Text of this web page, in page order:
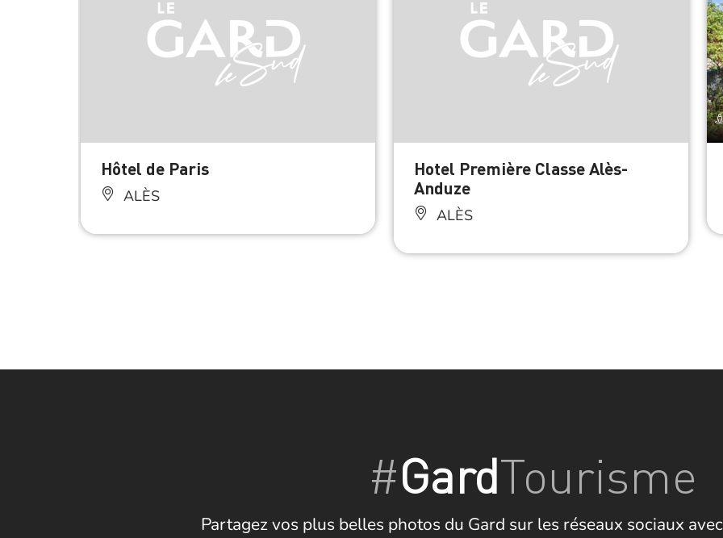
Hôtel de Paris
ALÈS
Hotel Première Classe Alès-
Anduze
ALÈS
#GardTourisme
Partagez vos plus belles photos du Gard sur les réseaux sociaux